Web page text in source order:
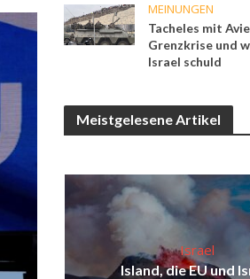
MEINUNGEN
Tacheles mit
Grenzkrise und
Israel schuld
Meistgelesene Artikel
Israel
Island, die EU und